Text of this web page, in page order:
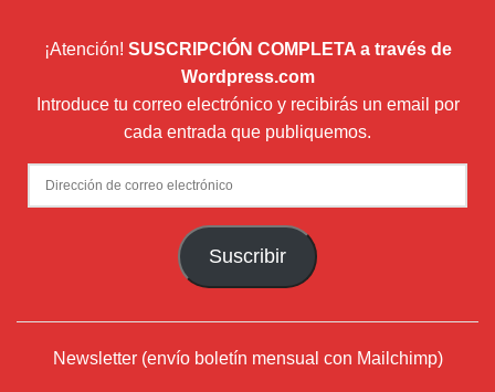
¡Atención! SUSCRIPCIÓN COMPLETA a través de
Wordpress.com
Introduce tu correo electrónico y recibirás un email por
cada entrada que publiquemos.
Dirección
de
Suscribir
Newsletter (envío boletín mensual con Mailchimp)